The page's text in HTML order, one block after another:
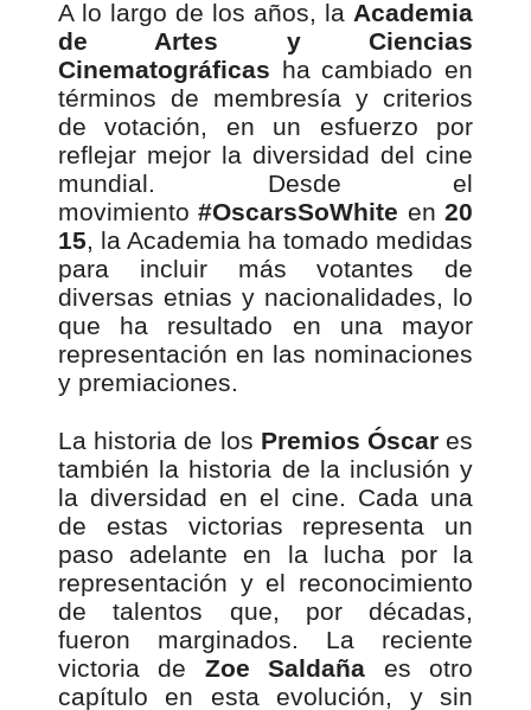
A lo largo de los años, la Academia
de Artes y Ciencias
Cinematográficas ha cambiado en
términos de membresía y criterios
de votación, en un esfuerzo por
reflejar mejor la diversidad del cine
mundial. Desde el
movimiento#OscarsSoWhite en20
15, la Academia ha tomado medidas
para incluir más votantes de
diversas etnias y nacionalidades, lo
que ha resultado en una mayor
representación en las nominaciones
y premiaciones.
La historia de los Premios Óscares
también la historia de la inclusión y
la diversidad en el cine. Cada una
de estas victorias representa un
paso adelante en la lucha por la
representación y el reconocimiento
de talentos que, por décadas,
fueron marginados. La reciente
victoria de Zoe Saldaña es otro
capítulo en esta evolución, y sin